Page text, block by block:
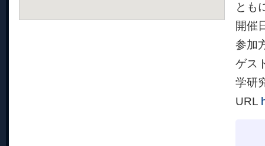
とも
開催
参加
ゲス
学研
URL